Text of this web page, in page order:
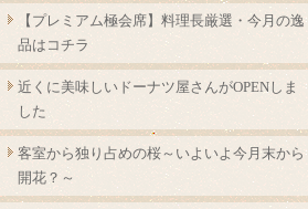
【プレミアム極会席】料理長厳選・今月の逸
品はコチラ
近くに美味しいドーナツ屋さんがOPENしま
した
客室から独り占めの桜～いよいよ今月末から
開花？～